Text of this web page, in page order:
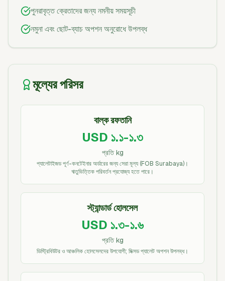
পুনরাবৃত্ত ক্রেতাদের জন্য নমনীয় সময়সূচী
নমুনা এবং ছোট-ব্যাচ অপশন অনুরোধে উপলব্ধ
মূল্যের পরিসর
বাল্ক রফতানি
USD ১.১-১.৩
প্রতি kg
প্যালেটাইজড পূর্ণ-কনটেইনার অর্ডারের জন্য সেরা মূল্য (FOB Surabaya)।
ঋতুভিত্তিক পরিবর্তন প্রযোজ্য হতে পারে।
স্ট্যান্ডার্ড হোলসেল
USD ১.৩-১.৬
প্রতি kg
ডিস্ট্রিবিউটর ও আঞ্চলিক হোলসেলদের উপযোগী; মিক্সড প্যালেট অপশন উপলব্ধ।